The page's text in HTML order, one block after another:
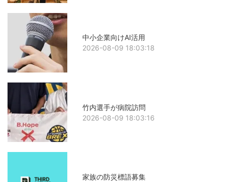
中小企業向けAI活用
2026-08-09 18:03:18
竹内選手が病院訪問
2026-08-09 18:03:16
家族の防災標語募集